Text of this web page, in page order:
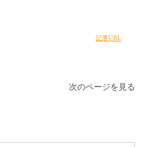
記事URL
次のページを見る